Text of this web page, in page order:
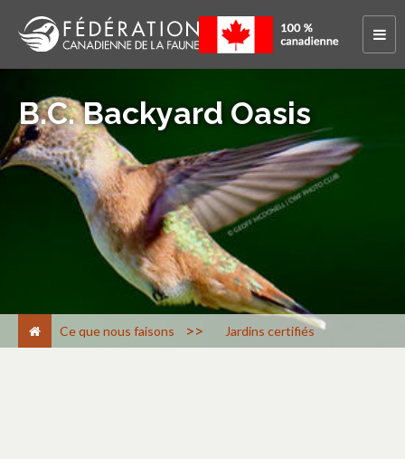
B.C. Backyard Oasis
Ce que nous faisons > Jardins certifiés